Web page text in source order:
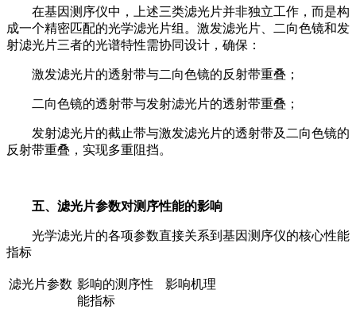
在基因测序仪中，上述三类滤光片并非独立工作，而是构
成一个精密匹配的光学滤光片组。激发滤光片、二向色镜和发
射滤光片三者的光谱特性需协同设计，确保：
激发滤光片的透射带与二向色镜的反射带重叠；
二向色镜的透射带与发射滤光片的透射带重叠；
发射滤光片的截止带与激发滤光片的透射带及二向色镜的
反射带重叠，实现多重阻挡。
五、滤光片参数对测序性能的影响
光学滤光片的各项参数直接关系到基因测序仪的核心性能
指标
滤光片参数 影响的测序性
能指标
影响机理